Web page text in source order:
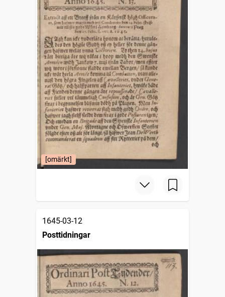
[omärkt]
1645-03-12
Posttidningar